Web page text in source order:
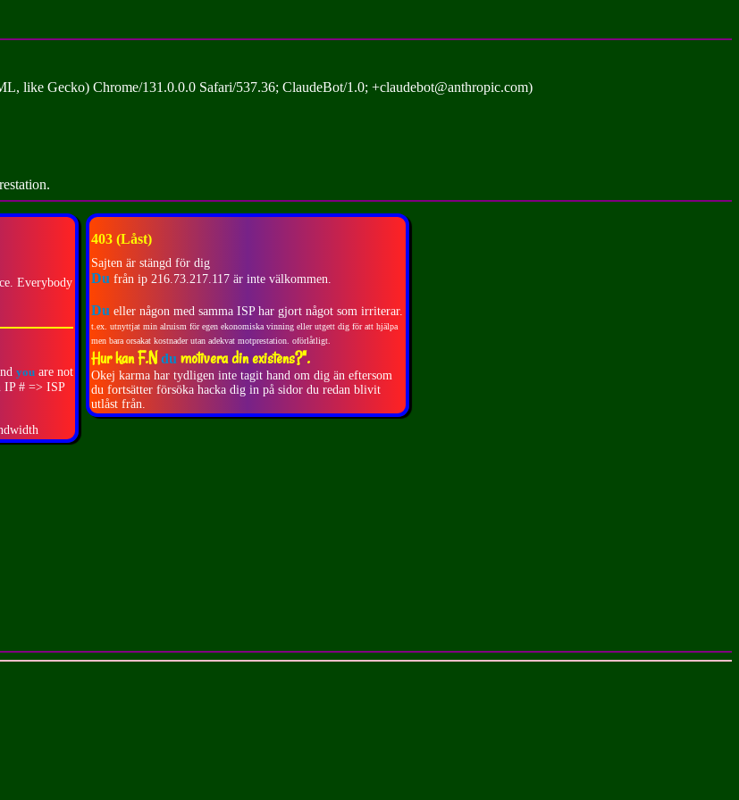
Gecko) Chrome/131.0.0.0 Safari/537.36; ClaudeBot/1.0; +claudebot@anthropic.com)
Everybody
you are not
IP # => ISP
403 (Låst)
Sajten är stängd för dig
Du från ip 216.73.217.117 är inte välkommen.
Du eller någon med samma ISP har gjort något som irriterar.
t.ex. utnyttjat min alruism för egen ekonomiska vinning eller utgett dig för att hjälpa
men bara orsakat kostnader utan adekvat motprestation. oförlåtligt.
Hur kan F.Ndu motivera din existens?".
Okej karma har tydligen inte tagit hand om dig än eftersom
du fortsätter försöka hacka dig in på sidor du redan blivit
utlåst från.